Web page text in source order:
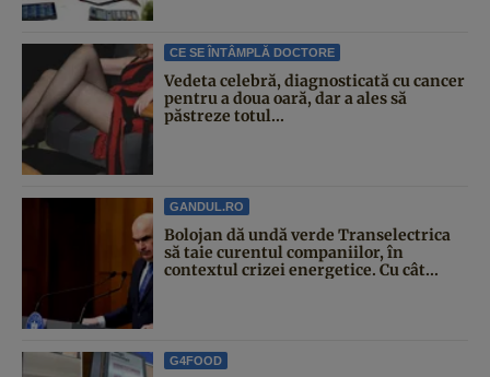
CE SE ÎNTÂMPLĂ DOCTORE
Vedeta celebră, diagnosticată cu cancer
pentru a doua oară, dar a ales să
păstreze totul...
GANDUL.RO
Bolojan dă undă verde Transelectrica
să taie curentul companiilor, în
contextul crizei energetice. Cu cât...
G4FOOD